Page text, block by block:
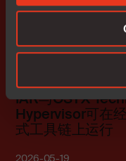
新闻发布
IAR与OSYX
Hypervisor可在
式工具链上运行
2026-05-19